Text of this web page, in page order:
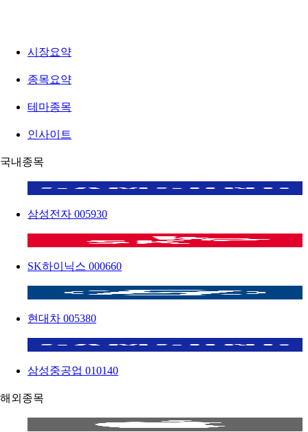
시장요약
종목요약
테마종목
인사이트
국내종목
삼성전자 005930
SK하이닉스 000660
현대차 005380
삼성중공업 010140
해외종목